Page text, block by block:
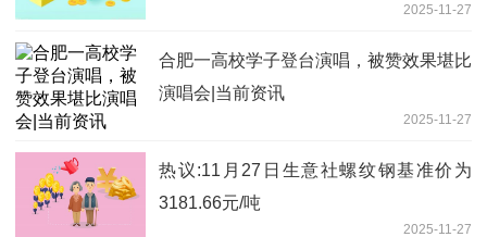
2025-11-27
合肥一高校学子登台演唱，被赞效果堪比
演唱会|当前资讯
2025-11-27
热议:11月27日生意社螺纹钢基准价为
3181.66元/吨
2025-11-27